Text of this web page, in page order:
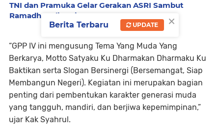
TNI dan Pramuka Gelar Gerakan ASRI Sambut
Ramadhan di Pariaman
“GPP IV ini mengusung Tema Yang Muda Yang
Berkarya, Motto Satyaku Ku Dharmakan Dharmaku Ku
Baktikan serta Slogan Bersinergi (Bersemangat, Siap
Membangun Negeri). Kegiatan ini merupakan bagian
penting dari pembentukan karakter generasi muda
yang tangguh, mandiri, dan berjiwa kepemimpinan,”
ujar Kak Syahrul.
×
Berita Terbaru UPDATE